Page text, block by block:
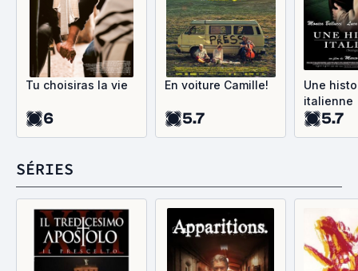
Tu choisiras la vie
6
En voiture Camille!
5.7
Une
italienne
5.7
SÉRIES